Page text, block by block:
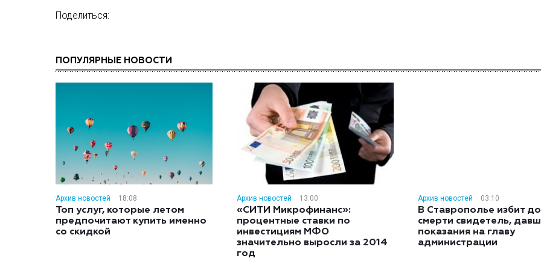
Поделиться:
ПОПУЛЯРНЫЕ НОВОСТИ
Архив новостей 18:08
Топ услуг, которые летом
предпочитают купить именно
со скидкой
Архив новостей 13:00
«СИТИ Микрофинанс»:
процентные ставки по
инвестициям МФО
значительно выросли за 2014
год
Архив новостей 03:10
В Ставрополье избит до
смерти свидетель,
показания на главу
администрации